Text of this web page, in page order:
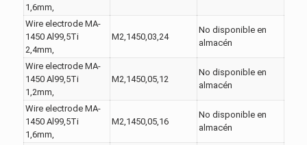
1,6mm,
Wire electrode MA-
1450 Al99,5Ti
2,4mm,
M2,1450,03,24
No disponible en
almacén
Wire electrode MA-
1450 Al99,5Ti
1,2mm,
M2,1450,05,12
No disponible en
almacén
Wire electrode MA-
1450 Al99,5Ti
1,6mm,
M2,1450,05,16
No disponible en
almacén